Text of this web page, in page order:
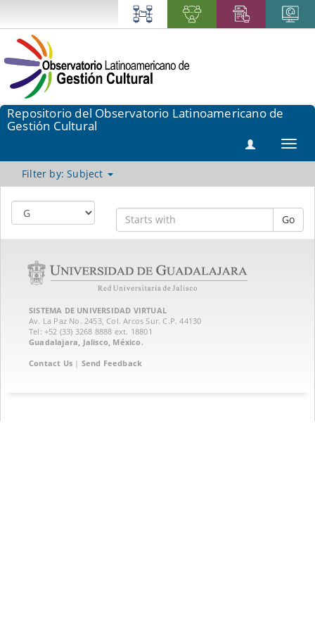
Repositorio del Observatorio Latinoamericano de
Gestión Cultural
Filter by: Subject
Go
SISTEMA DE UNIVERSIDAD VIRTUAL
Av. La Paz No. 2453, Col. Arcos Sur. C.P. 44130
Tel: +52 (33) 3268 8888‏ ext. 18801
Guadalajara, Jalisco, México.
Contact Us | Send Feedback